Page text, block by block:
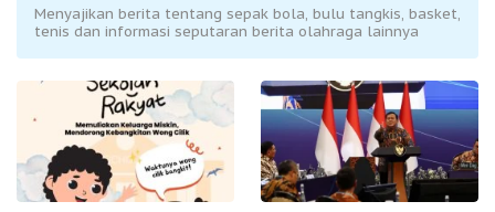
Menyajikan berita tentang sepak bola, bulu tangkis, basket,
tenis dan informasi seputaran berita olahraga lainnya